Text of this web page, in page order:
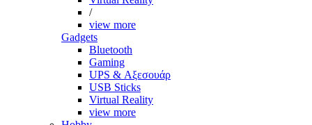
/
view more
Gadgets
Bluetooth
Gaming
UPS & Αξεσουάρ
USB Sticks
Virtual Reality
view more